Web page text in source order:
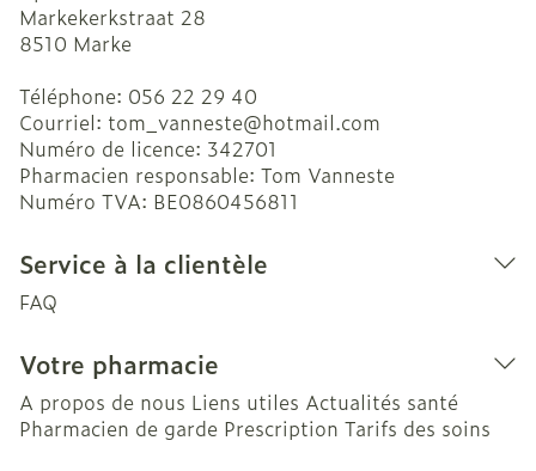
Markekerkstraat 28
8510 Marke
Téléphone: 056 22 29 40
Courriel: tom_vanneste@hotmail.com
Numéro de licence: 342701
Pharmacien responsable: Tom Vanneste
Numéro TVA: BE0860456811
Service à la clientèle
FAQ
Votre pharmacie
A propos de nous Liens utiles Actualités santé
Pharmacien de garde Prescription Tarifs des soins